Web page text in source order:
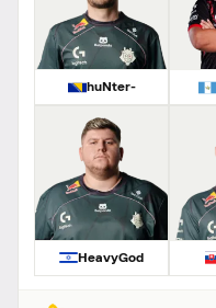
huNter-
HeavyGod